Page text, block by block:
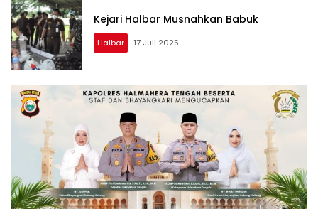
Kejari Halbar Musnahkan Babuk
Halbar 17 Juli 2025